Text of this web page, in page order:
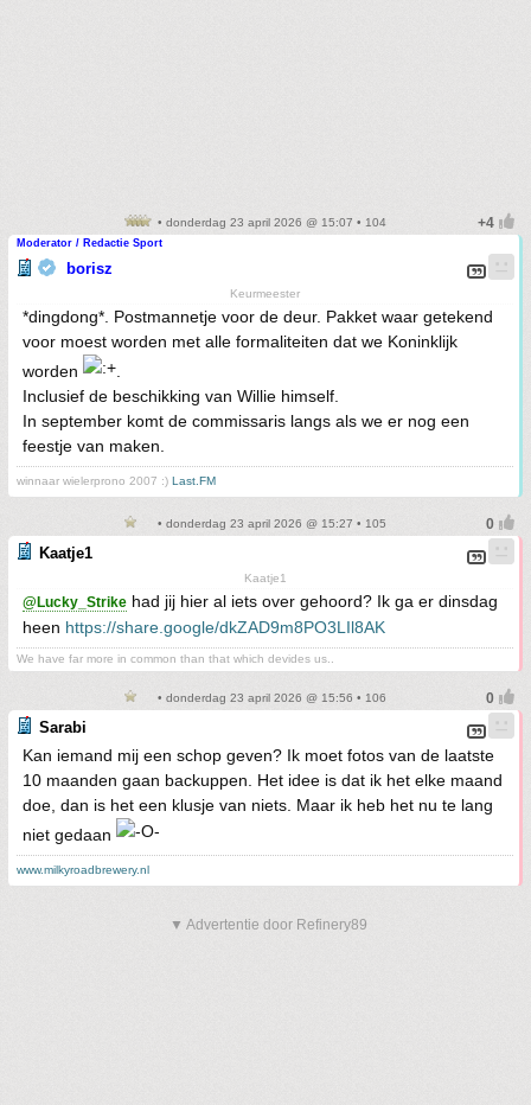
• donderdag 23 april 2026 @ 15:07 • 104
Moderator / Redactie Sport
borisz
Keurmeester
*dingdong*. Postmannetje voor de deur. Pakket waar getekend
voor moest worden met alle formaliteiten dat we Koninklijk
worden
Inclusief de beschikking van Willie himself.
In september komt de commissaris langs als we er nog een
feestje van maken.
winnaar wielerprono 2007 :) Last.FM
• donderdag 23 april 2026 @ 15:27 • 105
Kaatje1
Kaatje1
@Lucky_Strike had jij hier al iets over gehoord? Ik ga er dinsdag
heen https://share.google/dkZAD9m8PO3LIl8AK
We have far more in common than that which devides us..
• donderdag 23 april 2026 @ 15:56 • 106
Sarabi
Kan iemand mij een schop geven? Ik moet fotos van de laatste
10 maanden gaan backuppen. Het idee is dat ik het elke maand
doe, dan is het een klusje van niets. Maar ik heb het nu te lang
niet gedaan
www.milkyroadbrewery.nl
▼ Advertentie door Refinery89